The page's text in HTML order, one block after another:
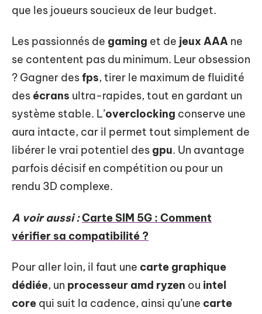
que les joueurs soucieux de leur budget.
Les passionnés de gaming et de jeux AAA ne
se contentent pas du minimum. Leur obsession
? Gagner desfps, tirer le maximum de fluidité
des écrans ultra-rapides, tout en gardant un
système stable. L’overclocking conserve une
aura intacte, car il permet tout simplement de
libérer le vrai potentiel des gpu. Un avantage
parfois décisif en compétition ou pour un
rendu 3D complexe.
A voir aussi :Carte SIM 5G : Comment
vérifier sa compatibilité ?
Pour aller loin, il faut une carte graphique
dédiée, un processeur amd ryzen ou intel
core qui suit la cadence, ainsi qu’une carte